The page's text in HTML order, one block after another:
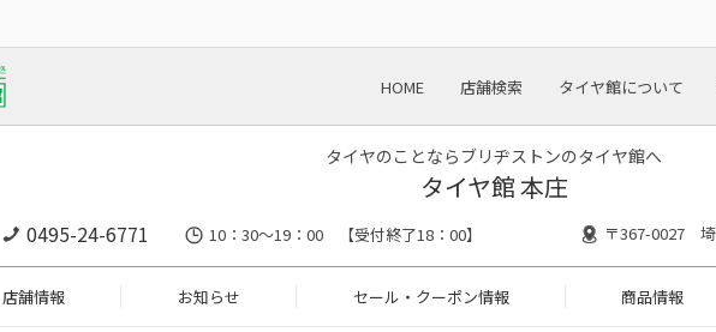
HOME 店舗検索 タイヤ館について
タイヤのことならブリヂストンのタイヤ館へ
タイヤ館 本庄
0495-24-6771 10：30～19：00 【受付終了18：00】 〒367-0027
店舗情報 お知らせ セール・クーポン情報 商品情報